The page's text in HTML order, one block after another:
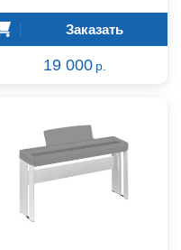
Заказать
19 000 р.